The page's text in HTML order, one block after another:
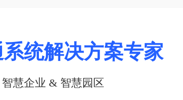
统解决方案专家
慧企业 & 智慧园区